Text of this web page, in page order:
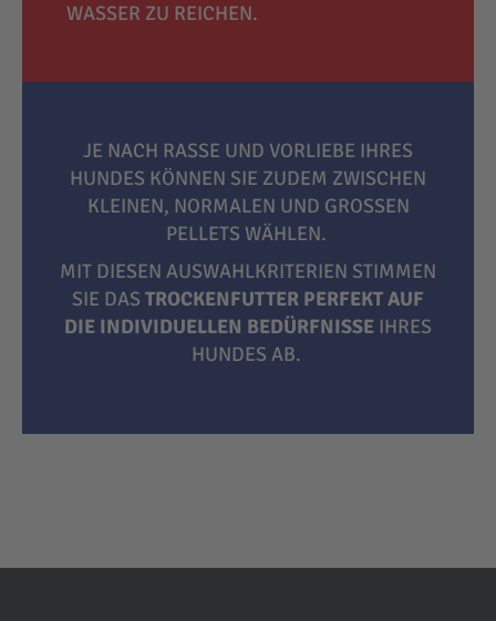
WASSER ZU REICHEN.
JE NACH RASSE UND VORLIEBE IHRES
HUNDES KÖNNEN SIE ZUDEM ZWISCHEN
KLEINEN, NORMALEN UND GROSSEN P
ELLETS WÄHLEN.
MIT DIESEN AUSWAHLKRITERIEN STIMMEN
SIE DAS TROCKENFUTTER PERFEKT AUF
DIE INDIVIDUELLEN BEDÜRFNISSE IHRES
HUNDES AB.